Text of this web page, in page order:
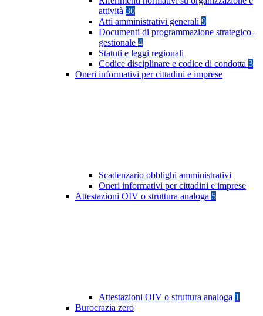
attività 30
Atti amministrativi generali 9
Documenti di programmazione strategico-
gestionale 4
Statuti e leggi regionali
Codice disciplinare e codice di condotta 3
Oneri informativi per cittadini e imprese
Scadenzario obblighi amministrativi
Oneri informativi per cittadini e imprese
Attestazioni OIV o struttura analoga 5
Attestazioni OIV o struttura analoga 1
Burocrazia zero